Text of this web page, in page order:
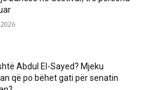
Abdul El-Sayed? Mjeku
që po bëhet gati për senatin